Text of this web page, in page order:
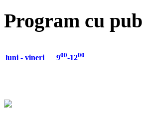
Program cu
luni - vineri 900-1200